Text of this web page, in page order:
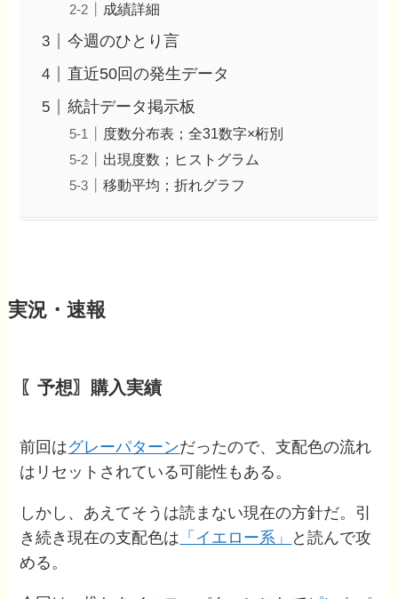
成績詳細
今週のひとり言
直近50回の発生データ
統計データ掲示板
度数分布表；全31数字×桁別
出現度数；ヒストグラム
移動平均；折れグラフ
実況・速報
〖予想〗購入実績
前回はグレーパターンだったので、支配色の流れ
はリセットされている可能性もある。
しかし、あえてそうは読まない現在の方針だ。引
き続き現在の支配色は 「イエロー系」
と読んで攻
める。